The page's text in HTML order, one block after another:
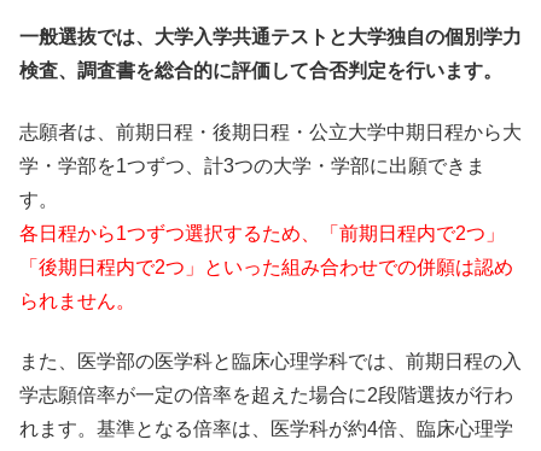
一般選抜では、大学入学共通テストと大学独自の個別学力
検査、調査書を総合的に評価して合否判定を行います。
志願者は、前期日程・後期日程・公立大学中期日程から大
学・学部を1つずつ、計3つの大学・学部に出願できま
す。
各日程から1つずつ選択するため、「前期日程内で2つ」
「後期日程内で2つ」といった組み合わせでの併願は認め
られません。
また、医学部の医学科と臨床心理学科では、前期日程の入
学志願倍率が一定の倍率を超えた場合に2段階選抜が行わ
れます。基準となる倍率は、医学科が約4倍、臨床心理学